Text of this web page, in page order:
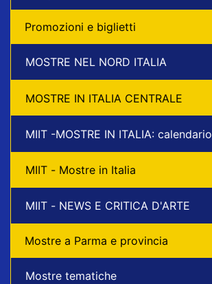
Promozioni e biglietti
MOSTRE NEL NORD ITALIA
MOSTRE IN ITALIA CENTRALE
MIIT -MOSTRE IN ITALIA: calendario
MIIT - Mostre in Italia
MIIT - NEWS E CRITICA D'ARTE
Mostre a Parma e provincia
Mostre tematiche